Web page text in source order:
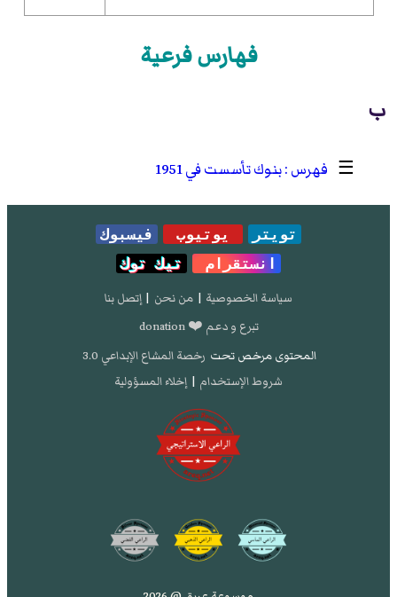
فهارس فرعية
ب
☰ بنوك تأسست في 1951
تويتر يوتيوب
فيسبوك
انستقرام
تيك توك
سياسة الخصوصية | من نحن | إتصل بنا
تبرع و دعم ❤️ donation
المحتوى مرخص تحت رخصة المشاع الإبداعي 3.0
شروط الإستخدام | إخلاء المسؤولية